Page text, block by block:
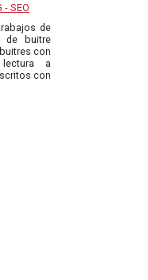
- SEO
de
de buitre
con
a
con